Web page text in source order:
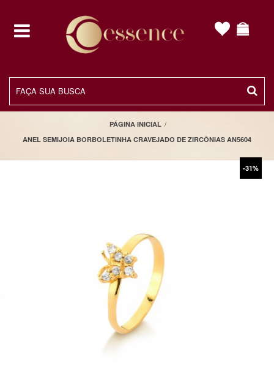
toggle
PÁGINA INICIAL /
ANEL SEMIJOIA BORBOLETINHA CRAVEJADO DE ZIRCÔNIAS AN5604
-31%